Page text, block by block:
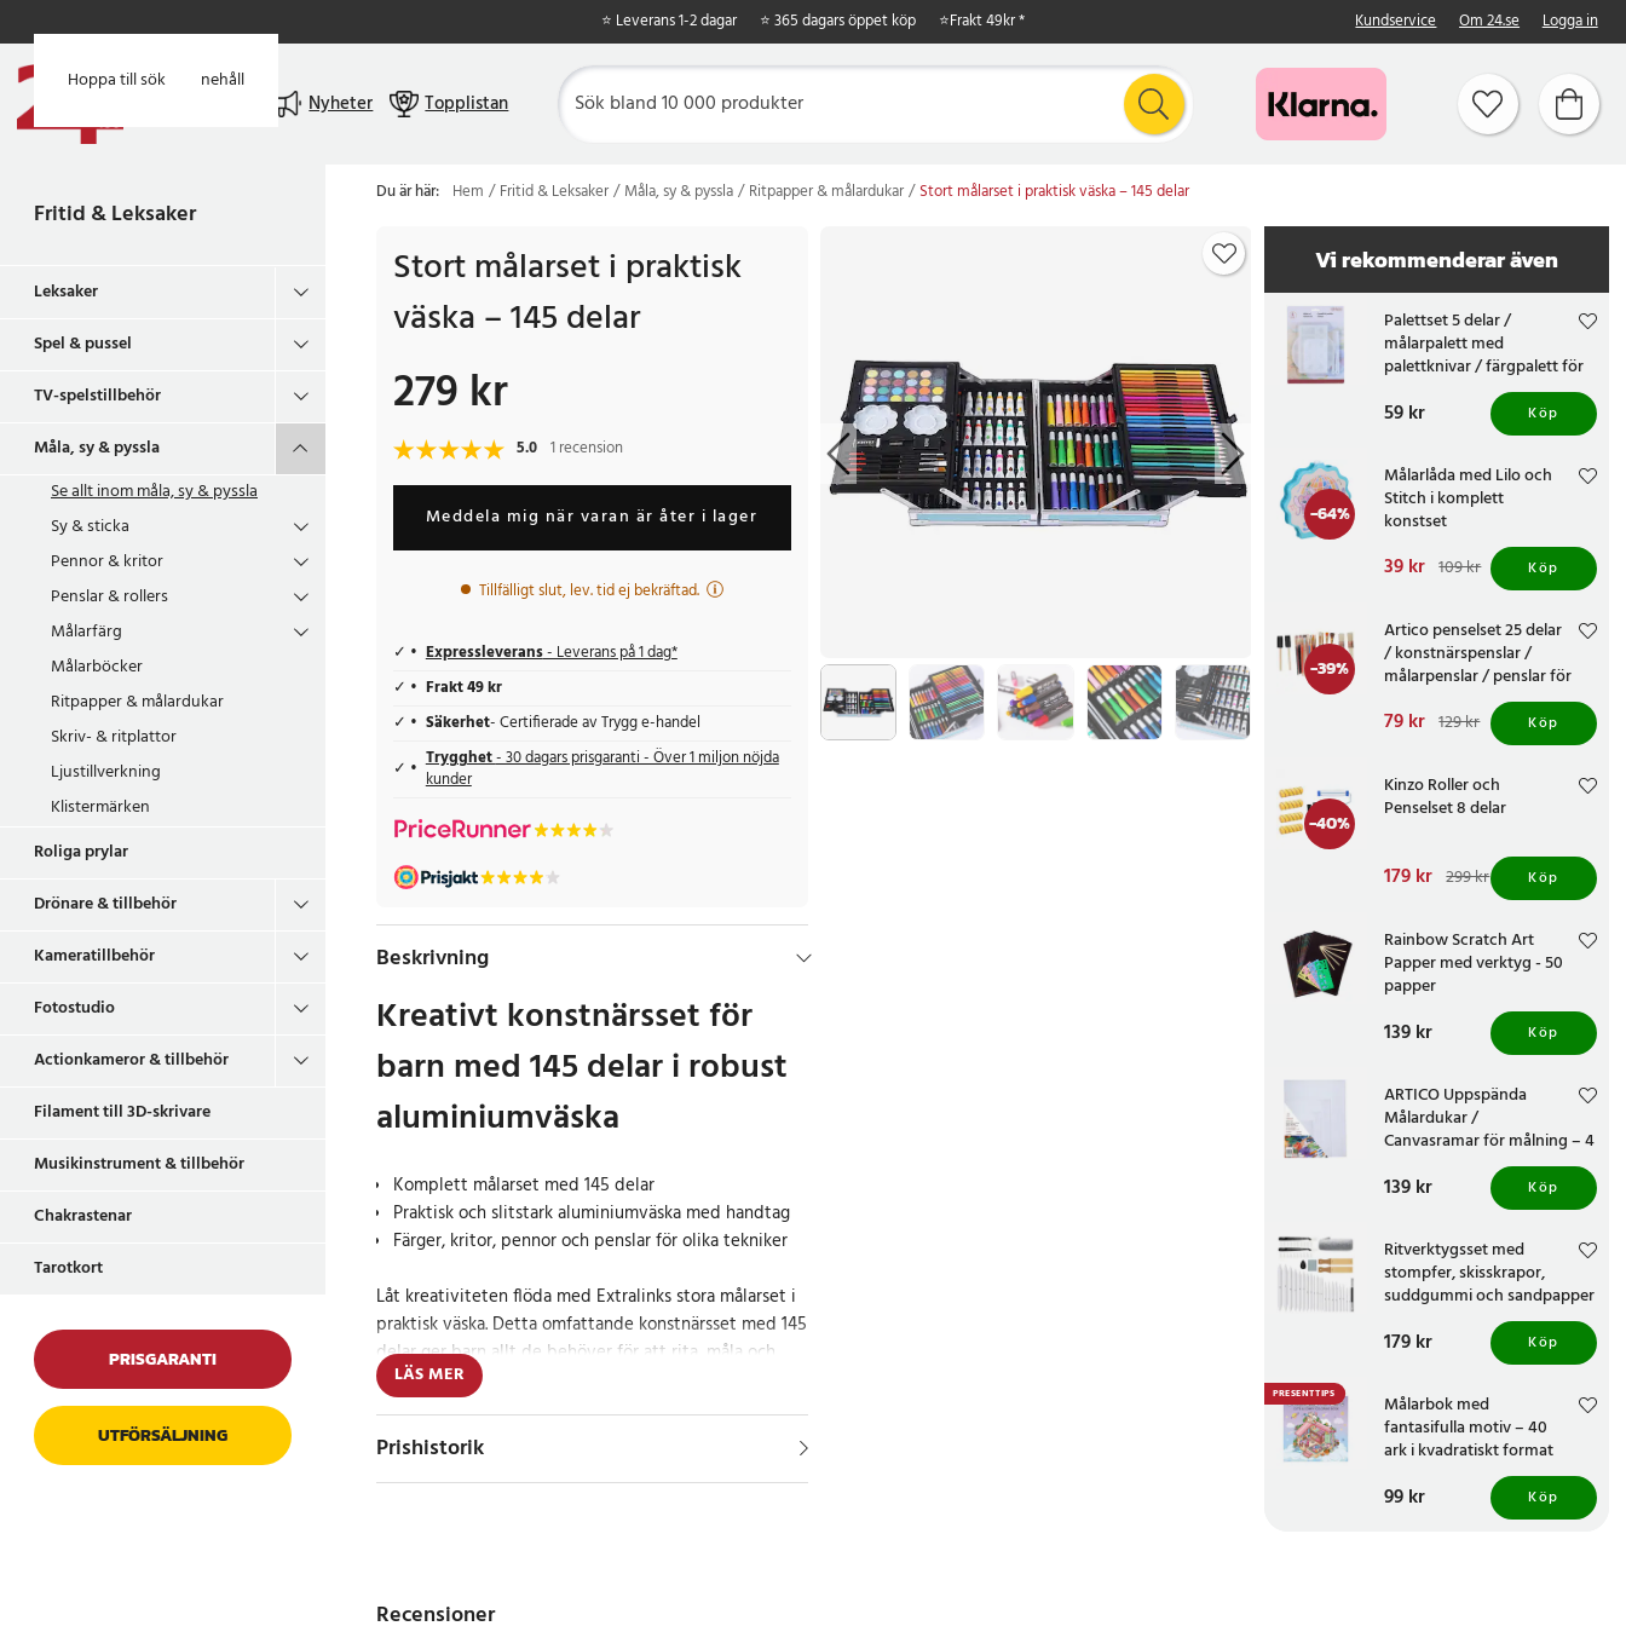
Hoppa till huvudinnehåll
Hoppa till sök
⭐ Leverans 1-2 dagar ⭐ 365 dagars öppet köp ⭐Frakt 49kr * Kundservice Om 24.se Logga in
Nyheter Topplistan
Fritid & Leksaker
Leksaker
Spel & pussel
TV-spelstillbehör
Måla, sy & pyssla
Se allt inommåla, sy & pyssla
Sy & sticka
Pennor & kritor
Penslar & rollers
Målarfärg
Målarböcker
Ritpapper & målardukar
Skriv- & ritplattor
Ljustillverkning
Klistermärken
Roliga prylar
Drönare & tillbehör
Kameratillbehör
Fotostudio
Actionkameror & tillbehör
Filament till 3D-skrivare
Musikinstrument & tillbehör
Chakrastenar
Tarotkort
PRISGARANTI
UTFÖRSÄLJNING
Du är här: Hem Fritid & Leksaker Måla, sy & pyssla Ritpapper & målardukar Stort målarset i praktisk väska – 145 delar
Stort målarset i praktisk
väska – 145 delar
Pris:279 kr
279 kr
5.0 1 recension
Meddela mig när varan är åter i lager
Tillfälligt slut, lev. tid ej bekräftad.
Expressleverans- Leverans på 1 dag*
Frakt 49 kr
Säkerhet- Certifierade av Trygg e-handel
Trygghet- 30 dagars prisgaranti - Över 1 miljon nöjda
kunder
Beskrivning
Kreativt konstnärsset för
barn med 145 delar i robust
aluminiumväska
Komplett målarset med 145 delar
Praktisk och slitstark aluminiumväska med handtag
Färger, kritor, pennor och penslar för olika tekniker
Låt kreativiteten flöda med Extralinks stora målarset i
praktisk väska. Detta omfattande konstnärsset med 145
delar ger barn allt de behöver för att rita, måla och
färglägga i olika stilar och tekniker.
Setet innehåller färger, kritor, tuschpennor,
oljepasteller och penslar som ger unga konstnärer
möjlighet att experimentera fritt. Akvarell- och
Kombinationen av verktyg uppmuntrar fantasi och
LÄS MER
Prishistorik
Vi rekommenderar även
Palettset 5 delar /
målarpalett med
palettknivar / färgpalett för
Pris:59 kr
59 kr Köp
-64%
Målarlåda med Lilo och
Stitch i komplett
konstset
Nuvarande pris
Tidigare pris 109 kr
39 kr 109 kr Köp
-39%
Artico penselset 25 delar
/ konstnärspenslar /
målarpenslar / penslar för
akryl och hobby
Nuvarande pris
Tidigare pris 129 kr
79 kr 129 kr Köp
-40%
Kinzo Roller och
Penselset 8 delar
Nuvarande pris
Tidigare pris 299 kr
179 kr 299 kr Köp
Rainbow Scratch Art
Papper med verktyg - 50
papper
Pris :139 kr
139 kr Köp
ARTICO Uppspända
Målardukar /
Canvasramar för målning – 4
Pris :139 kr
139 kr Köp
Ritverktygsset med
stompfer, skisskrapor,
suddgummi och sandpapper
för konstnärer och nybörjare
Pris :179 kr
179 kr Köp
PRESENTTIPS
Målarbok med
fantasifulla motiv – 40
ark i kvadratiskt format
Pris:99 kr
99 kr Köp
Recensioner